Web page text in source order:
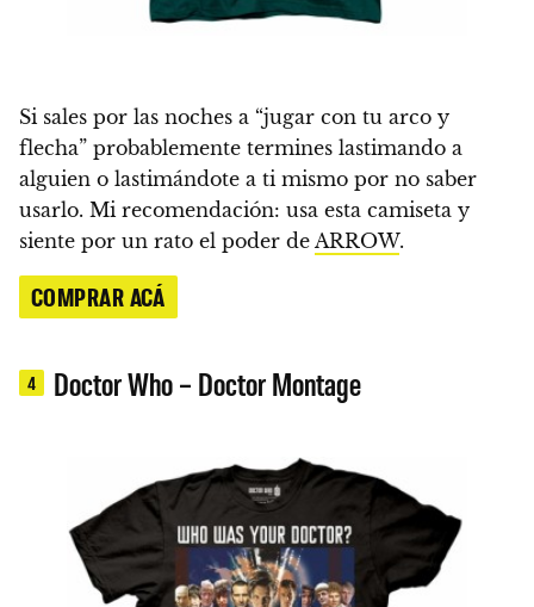
Si sales por las noches a “jugar con tu arco y
flecha” probablemente termines lastimando a
alguien o lastimándote a ti mismo por no saber
usarlo. Mi recomendación: usa esta camiseta y
siente por un rato el poder de ARROW.
COMPRAR ACÁ
4 Doctor Who – Doctor Montage